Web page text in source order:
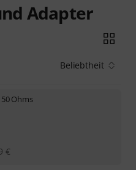
Adapter
Beliebtheit
50 Ohms
€